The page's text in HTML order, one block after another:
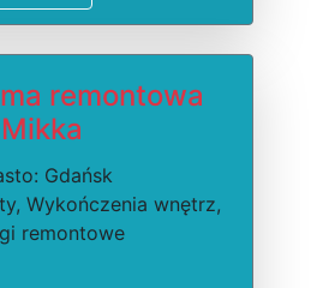
remontowa
Mikka
Gdańsk
Wykończenia wnętrz,
remontowe